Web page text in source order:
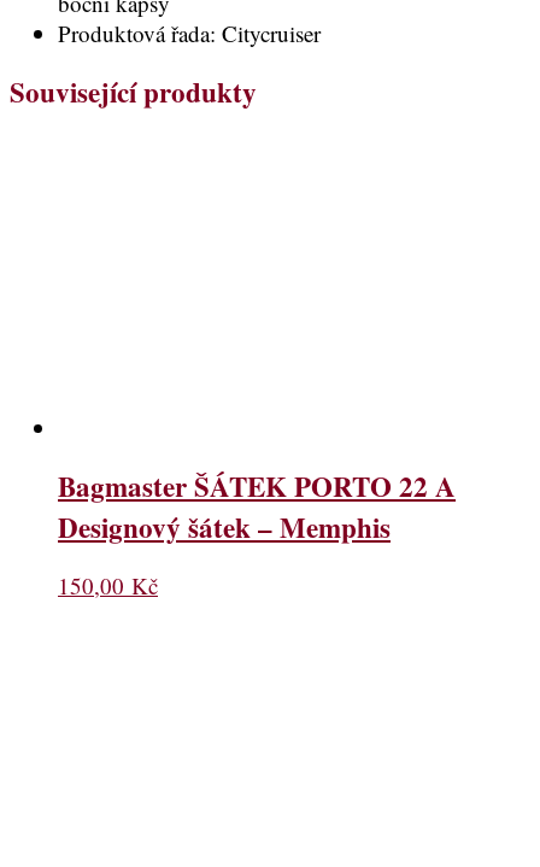
Produktová řada: Citycruiser
Související produkty
Bagmaster ŠÁTEK PORTO 22 A
Designový šátek – Memphis
150,00 Kč